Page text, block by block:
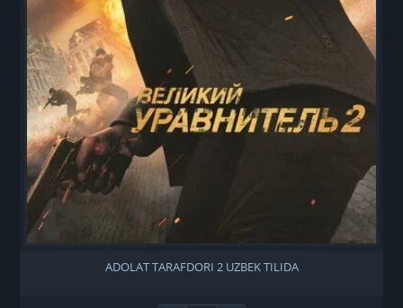
ADOLAT TARAFDORI 2 UZBEK TILIDA